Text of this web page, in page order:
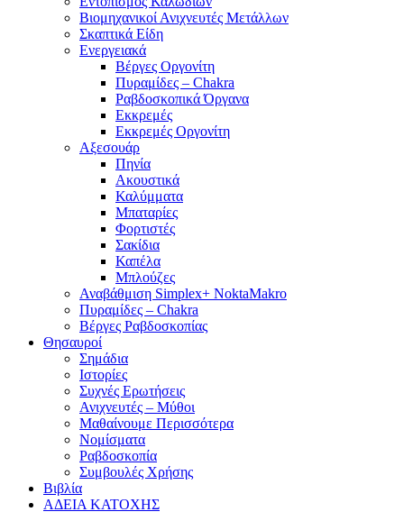
Βιομηχανικοί Ανιχνευτές Μετάλλων
Σκαπτικά Είδη
Ενεργειακά
Βέργες Οργονίτη
Πυραμίδες – Chakra
Ραβδοσκοπικά Όργανα
Εκκρεμές
Εκκρεμές Οργονίτη
Αξεσουάρ
Πηνία
Ακουστικά
Καλύμματα
Μπαταρίες
Φορτιστές
Σακίδια
Καπέλα
Μπλούζες
Αναβάθμιση Simplex+ NoktaMakro
Πυραμίδες – Chakra
Βέργες Ραβδοσκοπίας
Θησαυροί
Σημάδια
Ιστορίες
Συχνές Ερωτήσεις
Ανιχνευτές – Μύθοι
Μαθαίνουμε Περισσότερα
Νομίσματα
Ραβδοσκοπία
Συμβουλές Χρήσης
Βιβλία
ΑΔΕΙΑ ΚΑΤΟΧΗΣ